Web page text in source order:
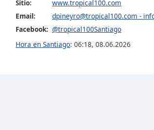
Edge
Style
Font
Sitio:
www.tropical100.com
Email:
dpineyro@tropical100.com -
Facebook: @tropical100Santiago
Hora en Santiago: 06:18, 08.06.2026